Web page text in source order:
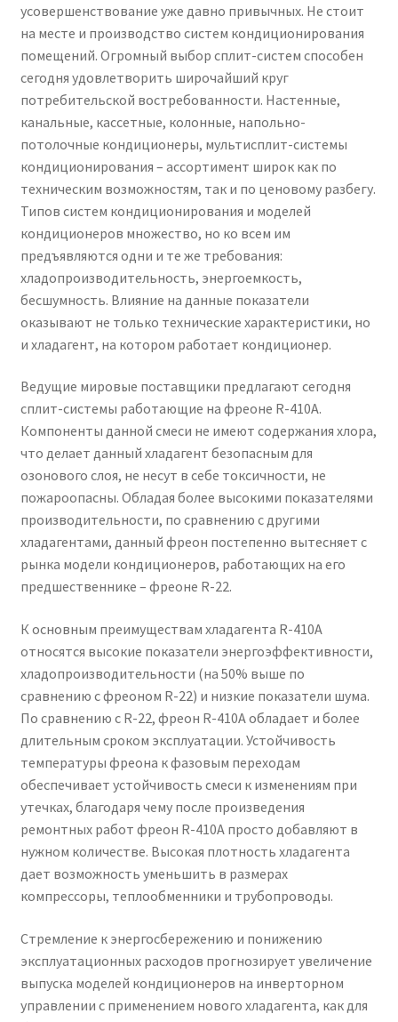
усовершенствование уже давно привычных. Не стоит
на месте и производство систем кондиционирования
помещений. Огромный выбор сплит-систем способен
сегодня удовлетворить широчайший круг
потребительской востребованности. Настенные,
канальные, кассетные, колонные, напольно-
потолочные кондиционеры, мультисплит-системы
кондиционирования – ассортимент широк как по
техническим возможностям, так и по ценовому разбегу.
Типов систем кондиционирования и моделей
кондиционеров множество, но ко всем им
предъявляются одни и те же требования:
хладопроизводительность, энергоемкость,
бесшумность. Влияние на данные показатели
оказывают не только технические характеристики, но
и хладагент, на котором работает кондиционер.
Ведущие мировые поставщики предлагают сегодня
сплит-системы работающие на фреоне R-410А.
Компоненты данной смеси не имеют содержания хлора,
что делает данный хладагент безопасным для
озонового слоя, не несут в себе токсичности, не
пожароопасны. Обладая более высокими показателями
производительности, по сравнению с другими
хладагентами, данный фреон постепенно вытесняет с
рынка модели кондиционеров, работающих на его
предшественнике – фреоне R-22.
К основным преимуществам хладагента R-410А
относятся высокие показатели энергоэффективности,
хладопроизводительности (на 50% выше по
сравнению с фреоном R-22) и низкие показатели шума.
По сравнению с R-22, фреон R-410А обладает и более
длительным сроком эксплуатации. Устойчивость
температуры фреона к фазовым переходам
обеспечивает устойчивость смеси к изменениям при
утечках, благодаря чему после произведения
ремонтных работ фреон R-410А просто добавляют в
нужном количестве. Высокая плотность хладагента
дает возможность уменьшить в размерах
компрессоры, теплообменники и трубопроводы.
Стремление к энергосбережению и понижению
эксплуатационных расходов прогнозирует увеличение
выпуска моделей кондиционеров на инверторном
управлении с применением нового хладагента, как для